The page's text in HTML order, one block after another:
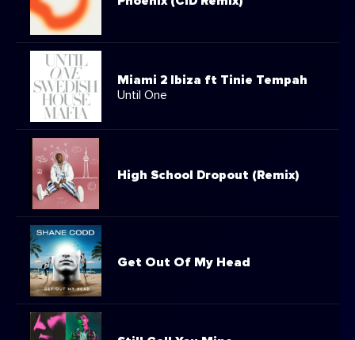
Miami 2 Ibiza ft Tinie Tempah
Until One
High School Dropout (Remix)
Get Out Of My Head